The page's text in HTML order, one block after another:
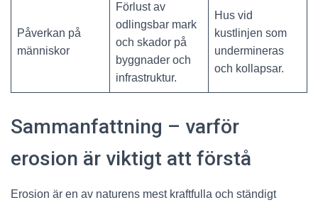
Påverkan på
människor
Förlust av
odlingsbar mark
och skador på
byggnader och
infrastruktur.
Hus vid
kustlinjen som
undermineras
och kollapsar.
Sammanfattning – varför
erosion är viktigt att förstå
Erosion är en av naturens mest kraftfulla och ständigt